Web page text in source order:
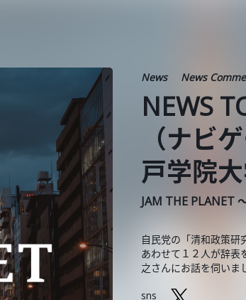
News News
NEWS
（ナビ
戸学院
JAM THE PLANET
自民党の「清和政策研
あわせて１２人が辞表
之さんにお話を伺いま
sns